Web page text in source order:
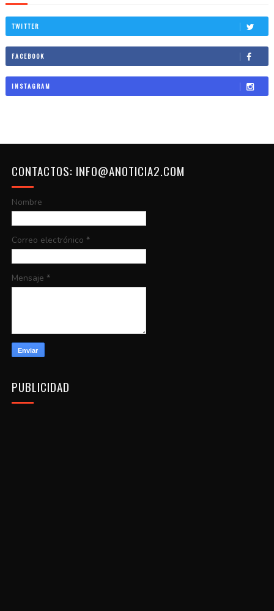
TWITTER
FACEBOOK
INSTAGRAM
CONTACTOS: INFO@ANOTICIA2.COM
Nombre
Correo electrónico *
Mensaje *
PUBLICIDAD